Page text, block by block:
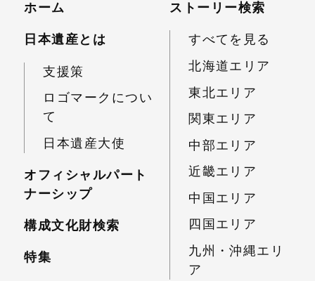
ホーム
日本遺産とは
支援策
ロゴマークについ
て
日本遺産大使
オフィシャルパート
ナーシップ
構成文化財検索
特集
ストーリー検索
すべてを見る
北海道エリア
東北エリア
関東エリア
中部エリア
近畿エリア
中国エリア
四国エリア
九州・沖縄エリ
ア